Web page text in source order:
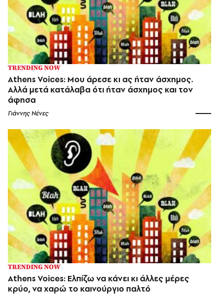
TRENDING NOW
Athens Voices: Μου άρεσε κι ας ήταν άσχημος.
Αλλά μετά κατάλαβα ότι ήταν άσχημος και τον
άφησα
Γιάννης Νένες
TRENDING NOW
Athens Voices: Ελπίζω να κάνει κι άλλες μέρες
κρύο, να χαρώ το καινούργιο παλτό